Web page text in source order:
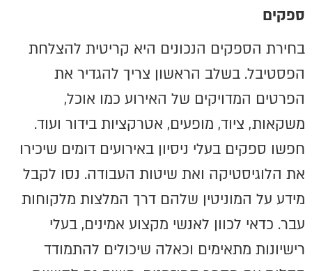
ספקים
בחירת הספקים הנכונים היא קריטית להצלחת
הפסטיבל. בשלב הראשון צריך להגדיר את
הפרטים המדויקים של האירוע כמו אוכל,
משקאות, ציוד, מופעים, אטרקציות בידור ועוד.
חפשו ספקים בעלי ניסיון באירועים דומים שיכירו
את הלוגיסטיקה ואת שיטות העבודה. נסו לקבל
מידע על המוניטין שלהם דרך המלצות מלקוחות
עבר. כדאי לכוון לאנשי מקצוע אמינים, בעלי
רישיונות מתאימים וכאלה שיכולים להתמודד